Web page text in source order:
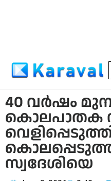
40 വര്‍ഷം
കൊലപാതക
സ്വദേശിയെ